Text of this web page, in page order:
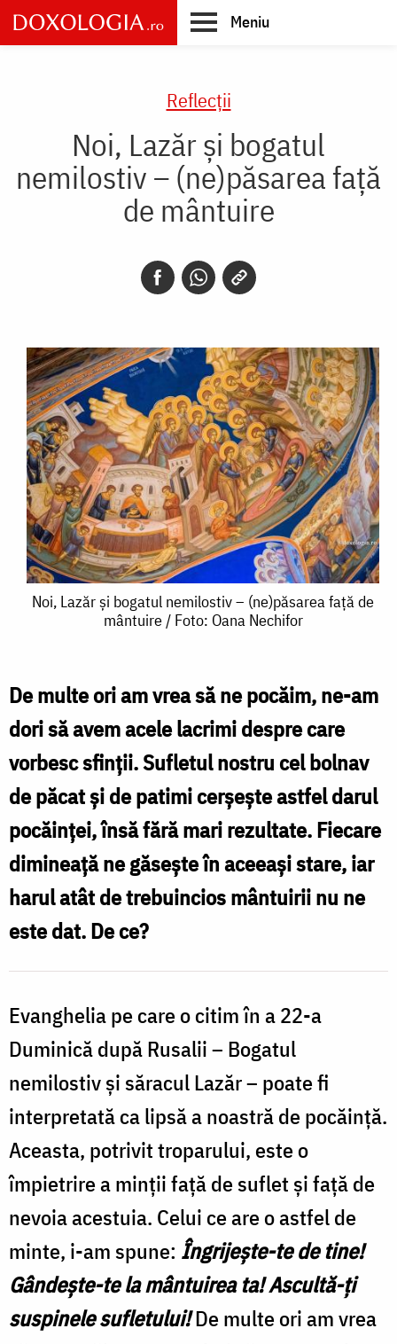
Skip
to
main
Meniu
Reflecții
Noi, Lazăr și bogatul
nemilostiv – (ne)păsarea față
de mântuire
Noi,
bogatul
nemilostiv
–
(ne)păsarea
față
mântuire
/
Foto:
Oana
Nechifor
Noi, Lazăr și bogatul nemilostiv – (ne)păsarea față de
mântuire / Foto: Oana Nechifor
De multe ori am vrea să ne pocăim, ne-am
dori să avem acele lacrimi despre care
vorbesc sfinţii. Sufletul nostru cel bolnav
de păcat şi de patimi cerşeşte astfel darul
pocăinţei, însă fără mari rezultate. Fiecare
dimineaţă ne găseşte în aceeaşi stare, iar
harul atât de trebuincios mântuirii nu ne
este dat. De ce?
Evanghelia pe care o citim în a 22-a
Duminică după Rusalii – Bogatul
nemilostiv și săracul Lazăr – poate fi
interpretată ca lipsă a noastră de pocăinţă.
Aceasta, potrivit troparului, este o
împietrire a minţii faţă de suflet şi față de
nevoia acestuia. Celui ce are o astfel de
minte, i-am spune: Îngrijeşte-te de tine!
Gândeşte-te la mântuirea ta! Ascultă-ţi
suspinele sufletului!De multe ori am vrea